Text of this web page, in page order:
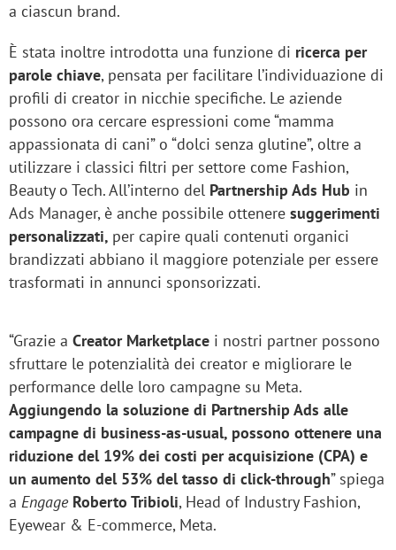
a ciascun brand.
È stata inoltre introdotta una funzione di ricerca per
parole chiave, pensata per facilitare l’individuazione di
profili di creator in nicchie specifiche. Le aziende
possono ora cercare espressioni come “mamma
appassionata di cani” o “dolci senza glutine”, oltre a
utilizzare i classici filtri per settore come Fashion,
Beauty o Tech. All’interno del Partnership Ads Hub in
Ads Manager, è anche possibile ottenere suggerimenti
personalizzati, per capire quali contenuti organici
brandizzati abbiano il maggiore potenziale per essere
trasformati in annunci sponsorizzati.
“Grazie a Creator Marketplace i nostri partner possono
sfruttare le potenzialità dei creator e migliorare le
performance delle loro campagne su Meta.
Aggiungendo la soluzione di Partnership Ads alle
campagne di business-as-usual, possono ottenere una
riduzione del 19% dei costi per acquisizione (CPA) e
un aumento del 53% del tasso di click-through” spiega
a Engage Roberto Tribioli, Head of Industry Fashion,
Eyewear & E-commerce, Meta.